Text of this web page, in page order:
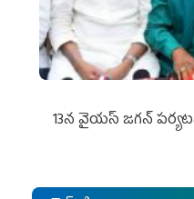
13న వైయస్‌ జగన్‌